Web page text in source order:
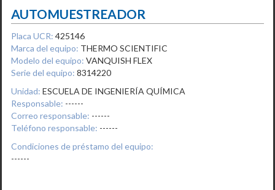
AUTOMUESTREADOR
Placa UCR: 425146
Marca del equipo: THERMO SCIENTIFIC
Modelo del equipo: VANQUISH FLEX
Serie del equipo: 8314220
Unidad: ESCUELA DE INGENIERÍA QUÍMICA
Responsable: ------
Correo responsable: ------
Teléfono responsable: ------
Condiciones de préstamo del equipo:
------